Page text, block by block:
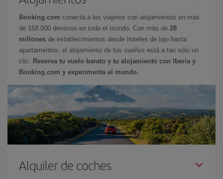
Booking.com conecta a los viajeros con alojamientos en más
de 158.000 destinos en todo el mundo. Con más de 28
millones de establecimientos desde hoteles de lujo hasta
apartamentos, el alojamiento de tus sueños está a tan sólo un
clic.
Reserva tu vuelo barato y tu alojamiento con Iberia y
Booking.com y experimenta el mundo.
Alquiler de coches